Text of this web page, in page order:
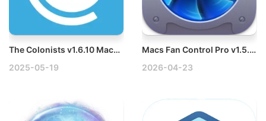
The Colonists v1.6.10 Mac殖民者模拟经营游戏
2025-05-19
Macs Fan Control Pro v1.5.21 Mac电脑风扇调节工具破解版
2026-04-23